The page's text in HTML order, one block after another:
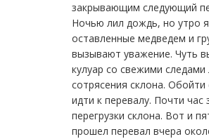
закрывающим следующий
Ночью лил дождь, но утро
оставленные медведем и
вызывают уважение. Чуть
кулуар со свежими
сотрясения склона.
идти к перевалу. Почти
перегрузки склона. Вот и
прошел перевал вчера